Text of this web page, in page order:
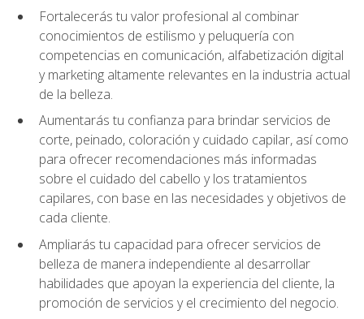
Fortalecerás tu valor profesional al combinar
conocimientos de estilismo y peluquería con
competencias en comunicación, alfabetización digital
y marketing altamente relevantes en la industria actual
de la belleza.
Aumentarás tu confianza para brindar servicios de
corte, peinado, coloración y cuidado capilar, así como
para ofrecer recomendaciones más informadas
sobre el cuidado del cabello y los tratamientos
capilares, con base en las necesidades y objetivos de
cada cliente.
Ampliarás tu capacidad para ofrecer servicios de
belleza de manera independiente al desarrollar
habilidades que apoyan la experiencia del cliente, la
promoción de servicios y el crecimiento del negocio.